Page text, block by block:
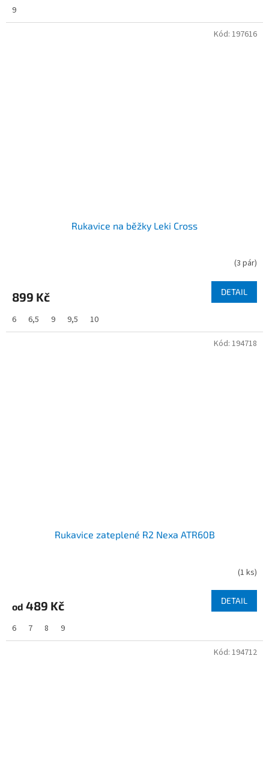
9
Rukavice na běžky Leki Cross
(3 pár)
899 Kč DETAIL
6 6,5 9 9,5 10
Kód: 197616
Rukavice zateplené R2 Nexa ATR60B
(1 ks)
od 489 Kč DETAIL
6 7 8 9
Kód: 194718
Kód: 194712